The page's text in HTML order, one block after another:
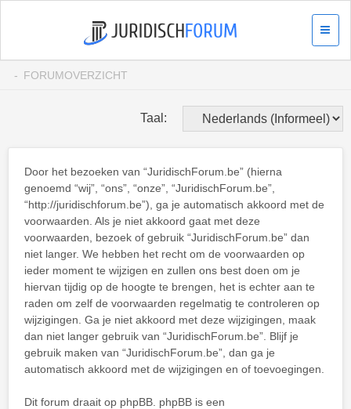
FORUMOVERZICHT
Taal:
Door het bezoeken van “JuridischForum.be” (hierna
genoemd “wij”, “ons”, “onze”, “JuridischForum.be”,
“http://juridischforum.be”), ga je automatisch akkoord met de
voorwaarden. Als je niet akkoord gaat met deze
voorwaarden, bezoek of gebruik “JuridischForum.be” dan
niet langer. We hebben het recht om de voorwaarden op
ieder moment te wijzigen en zullen ons best doen om je
hiervan tijdig op de hoogte te brengen, het is echter aan te
raden om zelf de voorwaarden regelmatig te controleren op
wijzigingen. Ga je niet akkoord met deze wijzigingen, maak
dan niet langer gebruik van “JuridischForum.be”. Blijf je
gebruik maken van “JuridischForum.be”, dan ga je
automatisch akkoord met de wijzigingen en of toevoegingen.
Dit forum draait op phpBB. phpBB is een